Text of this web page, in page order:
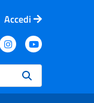
Accedi